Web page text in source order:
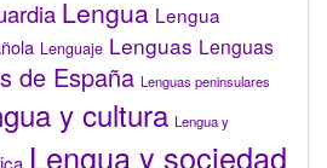
Lengua Lengua
Lenguaje Lenguas Lenguas
de España Lenguas peninsulares
y cultura Lengua y
Lengua y sociedad